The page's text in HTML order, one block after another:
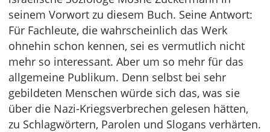
seinem Vorwort zu diesem Buch. Seine Antwort:
Für Fachleute, die wahrscheinlich das Werk
ohnehin schon kennen, sei es vermutlich nicht
mehr so interessant. Aber um so mehr für das
allgemeine Publikum. Denn selbst bei sehr
gebildeten Menschen würde sich das, was sie
über die Nazi-Kriegsverbrechen gelesen hätten,
zu Schlagwörtern, Parolen und Slogans verhärten.